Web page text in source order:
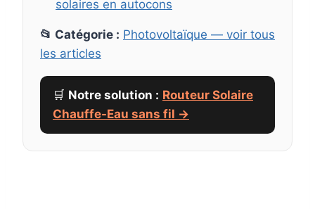
solaires en autocons
📂 Catégorie : Photovoltaïque — voir tous
les articles
🛒 Notre solution : Routeur Solaire
Chauffe-Eau sans fil →